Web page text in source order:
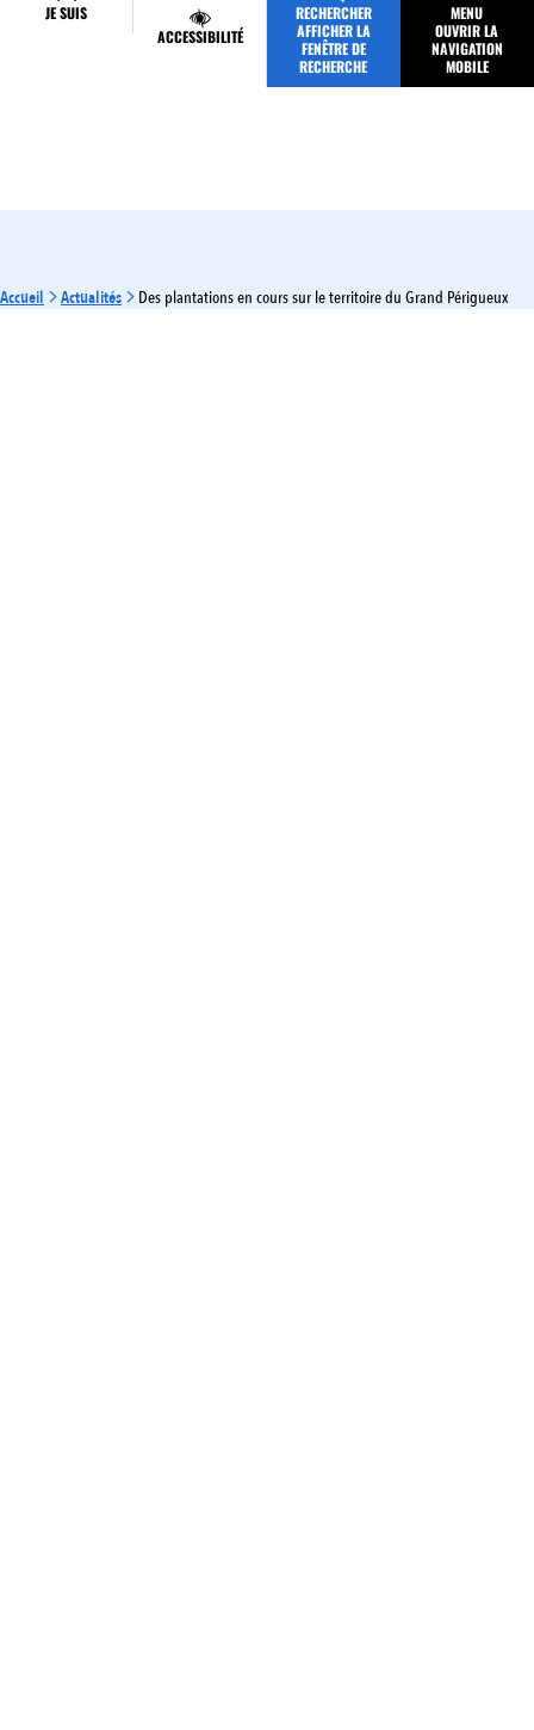
JE SUIS
ACCESSIBILITÉ
RECHERCHER
AFFICHER LA
FENÊTRE DE
RECHERCHE
MENU
OUVRIR LA
NAVIGATION
MOBILE
MES DÉMARCHES
Accueil Actualités Des plantations en cours sur le territoire du Grand Périgueux